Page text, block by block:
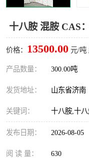
十八胺 混胺 CAS
价格： 13500.00 元/吨
产品数量： 300.00吨
发货地址： 山东省济南
关键词： 十八胺,十
发布日期： 2026-08-05
阅 读 量： 630
丙二醇甲醚醋酸酯
过氧化苯甲酰
叔丁基苯
烷烃化工原料
水处理助剂